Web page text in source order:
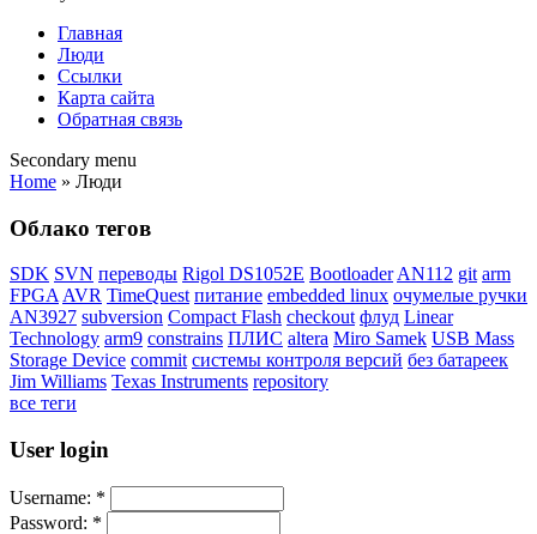
Главная
Люди
Ссылки
Карта сайта
Обратная связь
Secondary menu
Home » Люди
Облако тегов
SDK SVN переводы Rigol DS1052E BootloaderAN112 git arm
FPGAAVR TimeQuest питание embedded linux очумелые ручки
AN3927 subversion Compact Flash checkout флуд Linear
Technology arm9 constrains ПЛИС altera Miro Samek USB Mass
Storage Device commit системы контроля версий без батареек
Jim Williams Texas Instruments repository
все теги
User login
Username: *
Password: *